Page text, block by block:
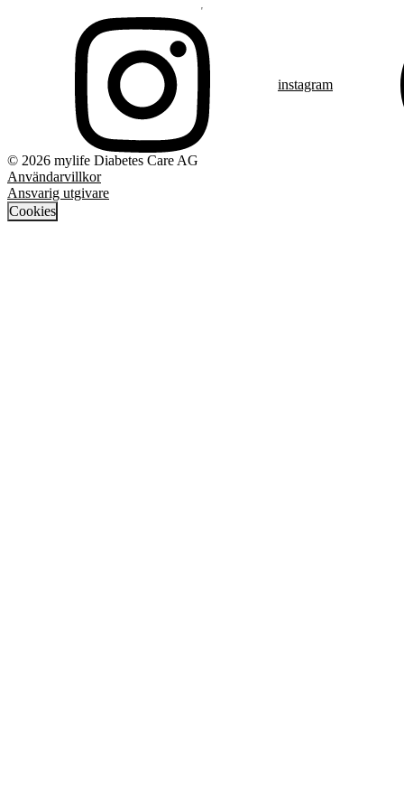
instagram
© 2026 mylife Diabetes Care AG
Användarvillkor
Ansvarig utgivare
Cookies